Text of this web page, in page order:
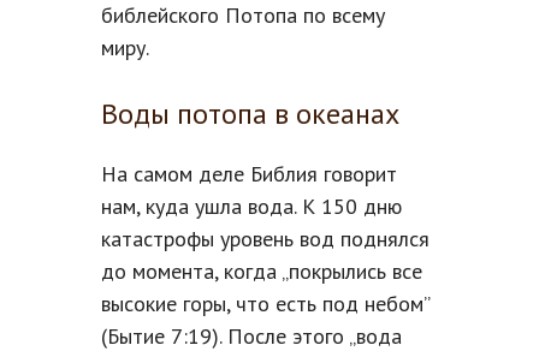
библейского Потопа по всему
миру.
Воды потопа в океанах
На самом деле Библия говорит
нам, куда ушла вода. К 150 дню
катастрофы уровень вод поднялся
до момента, когда „покрылись все
высокие горы, что есть под небом”
(Бытие 7:19). После этого „вода